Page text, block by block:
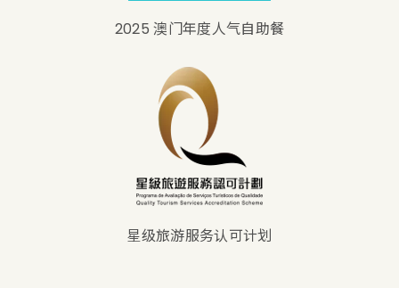
2025 澳门年度人气自助餐
星级旅游服务认可计划